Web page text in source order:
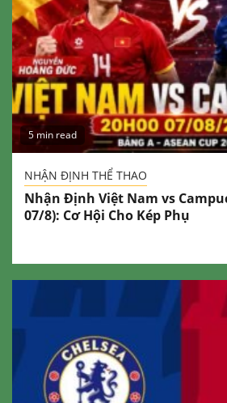
5 min read
NHẬN ĐỊNH THỂ THAO
Nhận Định Việt Nam vs
07/8): Cơ Hội Cho Kép Phụ